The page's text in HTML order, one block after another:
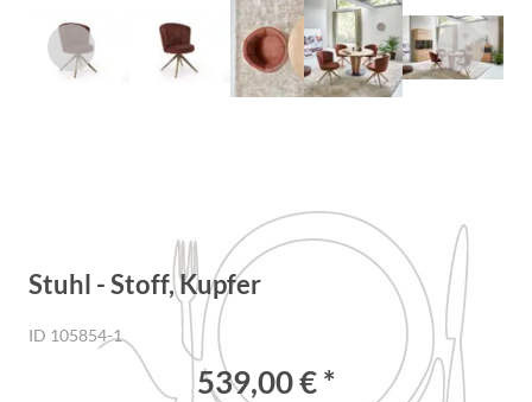
Stuhl - Stoff, Kupfer
ID 105854-1
539,00 € *